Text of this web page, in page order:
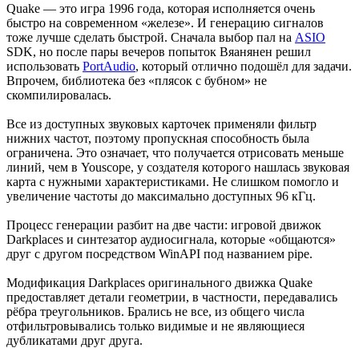
Quake — это игра 1996 года, которая исполняется очень
быстро на современном «железе». И генерацию сигналов
тоже лучше сделать быстрой. Сначала выбор пал на ASIO
SDK, но после пары вечеров попыток Вяанянен решил
использовать PortAudio, который отлично подошёл для задачи.
Впрочем, библиотека без «плясок с бубном» не
скомпилировалась.
Все из доступных звуковых карточек применяли фильтр
нижних частот, поэтому пропускная способность была
ограничена. Это означает, что получается отрисовать меньше
линий, чем в Youscope, у создателя которого нашлась звуковая
карта с нужными характеристиками. Не слишком помогло и
увеличение частоты до максимально доступных 96 кГц.
Процесс генерации разбит на две части: игровой движок
Darkplaces и синтезатор аудиосигнала, которые «общаются»
друг с другом посредством WinAPI под названием pipe.
Модификация Darkplaces оригинального движка Quake
предоставляет детали геометрии, в частности, передавались
рёбра треугольников. Брались не все, из общего числа
отфильтровывались только видимые и не являющиеся
дубликатами друг друга.